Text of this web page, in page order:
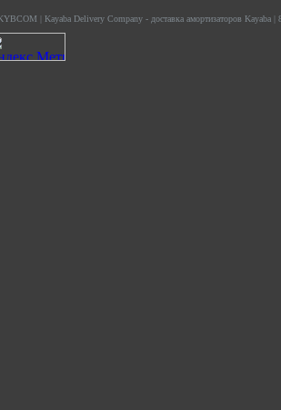
| Kayaba Delivery Company - доставка амортизаторов Kayaba |